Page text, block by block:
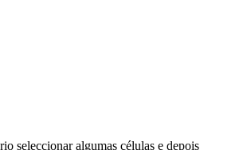
seleccionar algumas células e depois